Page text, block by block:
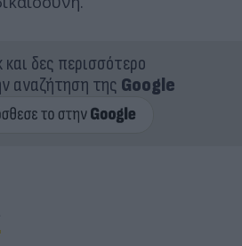
και δες περισσότερο
αναζήτηση της Google